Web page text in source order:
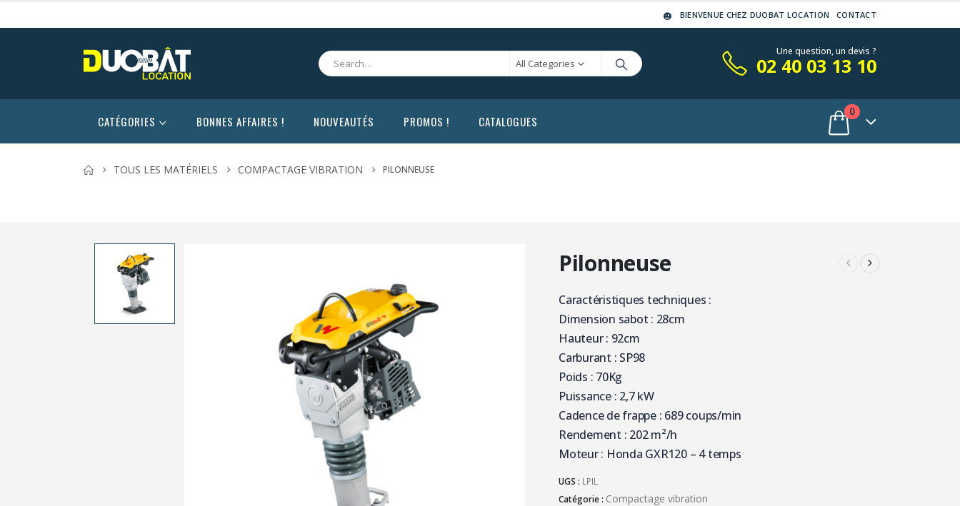
BIENVENUE CHEZ DUOBAT LOCATION CONTACT
All Categories
Une question, un devis ?
02 40 03 13 10
CATÉGORIES BONNES AFFAIRES ! NOUVEAUTÉS PROMOS ! CATALOGUES
0
TOUS LES MATÉRIELS COMPACTAGE VIBRATION PILONNEUSE
Pilonneuse
Caractéristiques techniques :
Dimension sabot : 28cm
Hauteur : 92cm
Carburant : SP98
Poids : 70Kg
Puissance : 2,7 kW
Cadence de frappe : 689 coups/min
Rendement : 202 m²/h
Moteur : Honda GXR120 – 4 temps
UGS : LPIL
Catégorie : Compactage vibration